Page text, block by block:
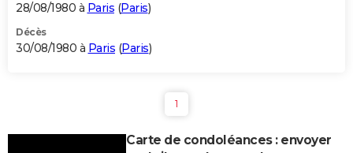
28/08/1980 à Paris (Paris)
Décès
30/08/1980 à Paris (Paris)
1
Carte de condoléances : envoyer